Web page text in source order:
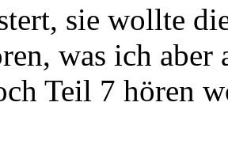
sie wollte
was ich aber
Teil 7 hören